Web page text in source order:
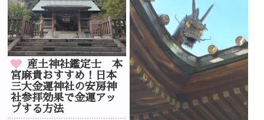
産土神社鑑定士 本
宮麻貴おすすめ！日本
三大金運神社の安房神
社参拝効果で金運アッ
プする方法